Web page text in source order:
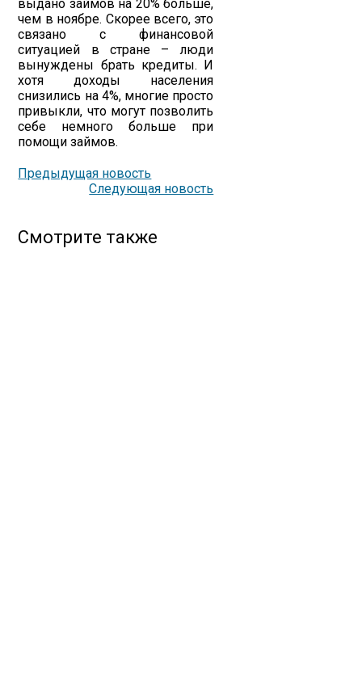
выдано займов на 20% больше,
чем в ноябре. Скорее всего, это
связано с финансовой
ситуацией в стране – люди
вынуждены брать кредиты. И
хотя доходы населения
снизились на 4%, многие просто
привыкли, что могут позволить
себе немного больше при
помощи займов.
Предыдущая новость
Следующая новость
Смотрите также